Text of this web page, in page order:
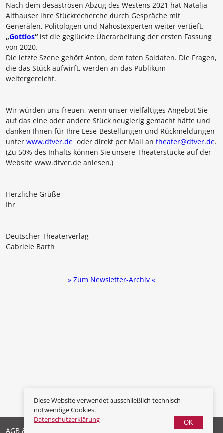
Nach dem desaströsen Abzug des Westens 2021 hat Natalja
Althauser ihre Stückrecherche durch Gespräche mit
Generälen, Politologen und Nahostexperten weiter vertieft.
„Gottlos“ ist die geglückte Überarbeitung der ersten Fassung
von 2020.
Die letzte Szene gehört Anton, dem toten Soldaten. Die Fragen,
die das Stück aufwirft, werden an das Publikum
weitergereicht.
Wir würden uns freuen, wenn unser vielfältiges Angebot Sie
auf das eine oder andere Stück neugierig gemacht hätte und
danken Ihnen für Ihre Lese-Bestellungen und Rückmeldungen
unter www.dtver.de oder direkt per Mail an theater@dtver.de.
(Zu 50% des Inhalts können Sie unsere Theaterstücke auf der
Website www.dtver.de anlesen.)
Herzliche Grüße
Ihr
Deutscher Theaterverlag
Gabriele Barth
» Zum Newsletter-Archiv «
AGB & Widerrufsrecht
Diese Website verwendet ausschließlich technisch
notwendige Cookies.
Datenschutzerklärung
OK